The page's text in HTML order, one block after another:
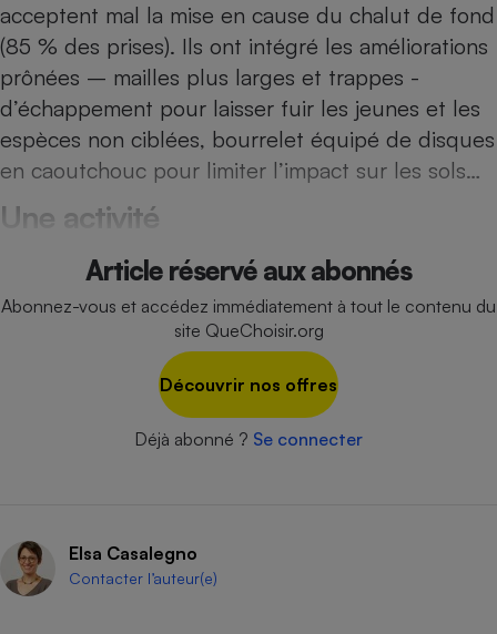
acceptent mal la mise en cause du chalut de fond
(85 % des prises). Ils ont intégré les améliorations
prônées – mailles plus larges et trappes ­
d’échappement pour laisser fuir les jeunes et les
espèces non ciblées, bourrelet équipé de disques
en caoutchouc pour limiter l’impact sur les sols…
Une activité
Article réservé aux abonnés
Abonnez-vous et accédez immédiatement à tout le contenu du
site QueChoisir.org
Découvrir nos offres
Déjà abonné ? Se connecter
Elsa Casalegno
Contacter l’auteur(e)
Cafetière à expressos
Robot ménager